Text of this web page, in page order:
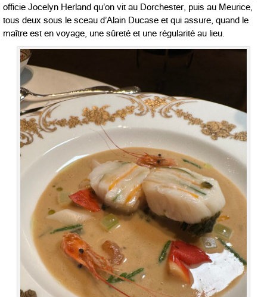
officie Jocelyn Herland qu’on vit au Dorchester, puis au Meurice,
tous deux sous le sceau d’Alain Ducase et qui assure, quand le
maître est en voyage, une sûreté et une régularité au lieu.